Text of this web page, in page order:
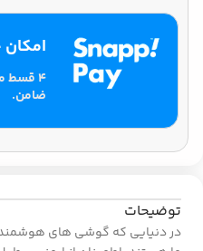
۴ قسط
ضامن.
توضیحات
در دنیایی که گوشی های هوشمند